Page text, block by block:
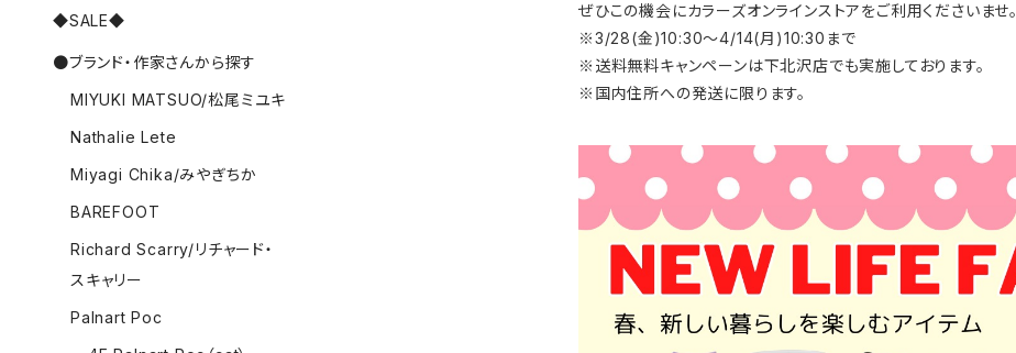
ぜひこの機会にカラーズオンラインストアをご利用くださいませ。
※3/28(金)10:30～4/14(月)10:30まで
※送料無料キャンペーンは下北沢店でも実施しております。
※国内住所への発送に限ります。
◆SALE◆
●ブランド・作家さんから探す
MIYUKI MATSUO/松尾ミユキ
Nathalie Lete
Miyagi Chika/みやぎちか
BAREFOOT
Richard Scarry/リチャード・
スキャリー
Palnart Poc